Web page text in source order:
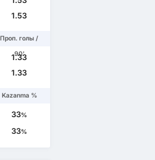
1.53
Проп. голы /
90'
1.33
1.33
Kazanma %
33%
33%